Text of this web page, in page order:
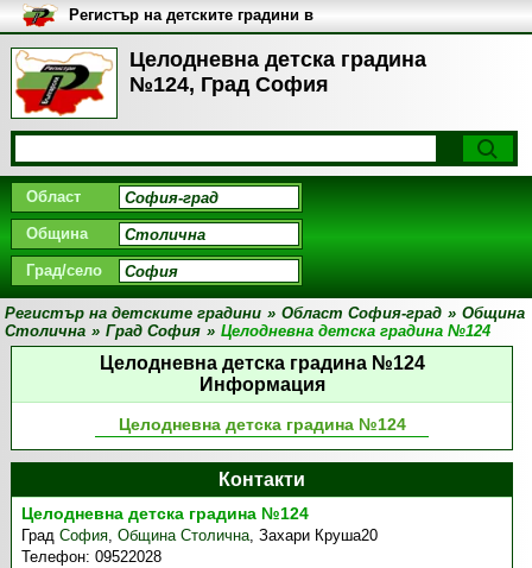
Целодневна детска градина
№124, Град София
Регистър на детските градини в
България
Област
Община
Град/село
Регистър на детските градини » Област София-град » Община
Столична » Град София » Целодневна детска градина №124
Целодневна детска градина №124
Информация
Целодневна детска градина №124
Контакти
Целодневна детска градина №124
ГрадСофия,Община Столична,Захари Круша20
Телефон:09522028